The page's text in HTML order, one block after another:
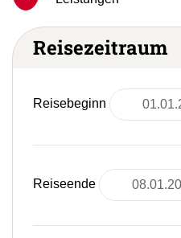
Reisezeitraum
Reisebeginn
Reiseende